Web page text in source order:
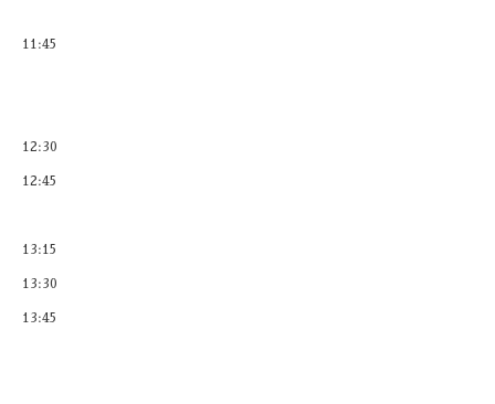
11:45
12:30
12:45
13:15
13:30
13:45